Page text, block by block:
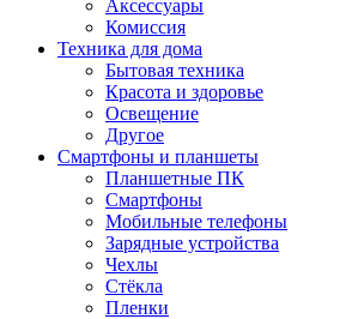
Аксессуары
Комиссия
Техника для дома
Бытовая техника
Красота и здоровье
Освещение
Другое
Смартфоны и планшеты
Планшетные ПК
Смартфоны
Мобильные телефоны
Зарядные устройства
Чехлы
Стёкла
Пленки